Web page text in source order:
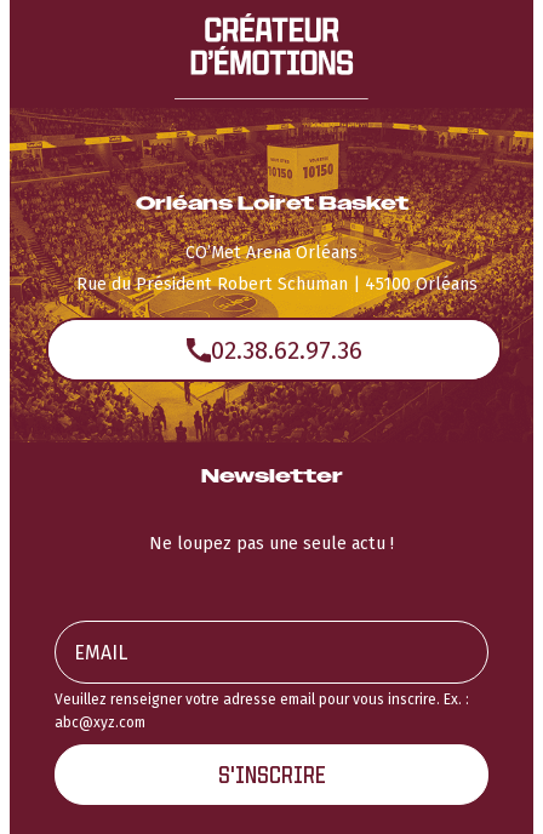
Orléans Loiret Basket
CO’Met Arena Orléans
Rue du Président Robert Schuman | 45100 Orléans
02.38.62.97.36
Newsletter
Ne loupez pas une seule actu !
Veuillez renseigner votre adresse email pour vous inscrire. Ex. :
abc@xyz.com
S'INSCRIRE